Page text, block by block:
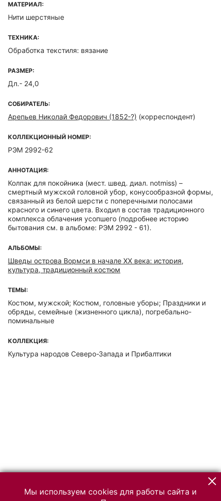
МАТЕРИАЛ:
Нити шерстяные
ТЕХНИКА:
Обработка текстиля: вязание
РАЗМЕР:
Дл.- 24,0
СОБИРАТЕЛЬ:
Арепьев Николай Федорович (1852-?) (корреспондент)
КОЛЛЕКЦИОННЫЙ НОМЕР:
РЭМ 2992-62
АННОТАЦИЯ:
Колпак для покойника (мест. швед. диал. notmiss) –
смертный мужской головной убор, конусообразной формы,
связанный из белой шерсти с поперечными полосами
красного и синего цвета. Входил в состав традиционного
комплекса облачения усопшего (подробнее историю
бытования см. в альбоме: РЭМ 2992 - 61).
АЛЬБОМЫ:
Шведы острова Вормси в начале ХХ века: история,
культура, традиционный костюм
ТЕМЫ:
Костюм, мужской; Костюм, головные уборы; Праздники и
обряды, семейные (жизненного цикла), погребально-
поминальные
КОЛЛЕКЦИЯ:
Культура народов Северо-Запада и Прибалтики
Мы используем cookies для работы сайта и